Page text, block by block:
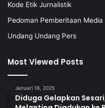
Kode Etik Jurnalistik
Pedoman Pemberitaan Media
Undang Undang Pers
Most Viewed Posts
Januari 16, 2025
Diduga Gelapkan